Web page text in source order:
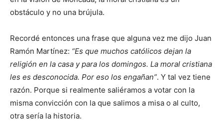
obstáculo y no una brújula.
Recordé entonces una frase que alguna vez me dijo Juan
Ramón Martínez: “Es que muchos católicos dejan la
religión en la casa y para los domingos. La moral cristiana
les es desconocida. Por eso los engañan”. Y tal vez tiene
razón. Porque si realmente saliéramos a votar con la
misma convicción con la que salimos a misa o al culto,
otra sería la historia.